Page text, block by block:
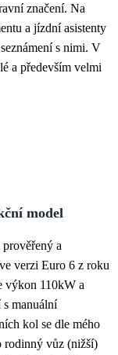
značení. Na
a jízdní asistenty
s nimi. V
a především velmi
model
a
verzi Euro 6 z roku
výkon 110kW a
manuální
kol se dle mého
rodinný vůz (nižší)